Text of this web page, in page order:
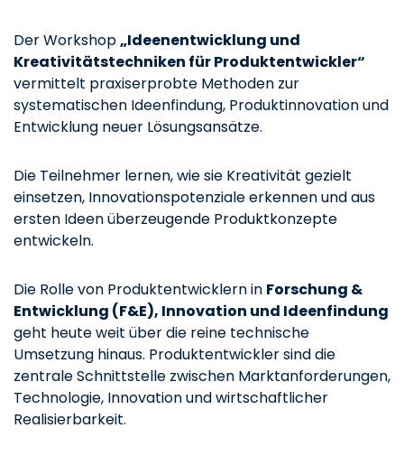
Der Workshop„Ideenentwicklung und
Kreativitätstechniken für Produktentwickler“
vermittelt praxiserprobte Methoden zur
systematischen Ideenfindung, Produktinnovation und
Entwicklung neuer Lösungsansätze.
Die Teilnehmer lernen, wie sie Kreativität gezielt
einsetzen, Innovationspotenziale erkennen und aus
ersten Ideen überzeugende Produktkonzepte
entwickeln.
Die Rolle von Produktentwicklern in Forschung &
Entwicklung (F&E), Innovation und Ideenfindung
geht heute weit über die reine technische
Umsetzung hinaus. Produktentwickler sind die
zentrale Schnittstelle zwischen Marktanforderungen,
Technologie, Innovation und wirtschaftlicher
Realisierbarkeit.